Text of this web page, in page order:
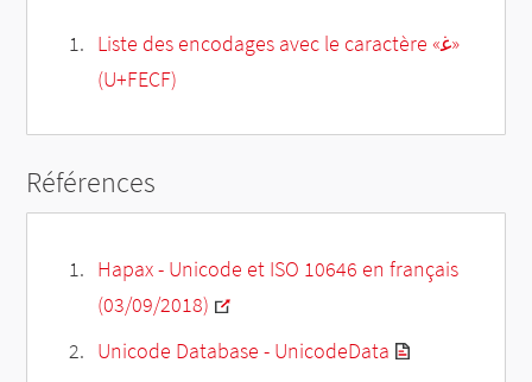
Liste des encodages avec le caractère «ﻏ»
(U+FECF)
Références
Hapax - Unicode et ISO 10646 en français
(03/09/2018)
Unicode Database - UnicodeData